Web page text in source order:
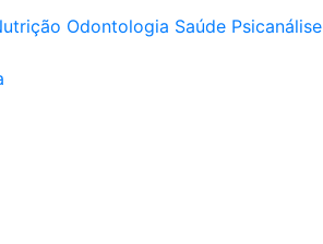
Odontologia Saúde Psicanálise